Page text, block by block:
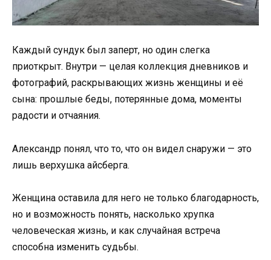
Каждый сундук был заперт, но один слегка
приоткрыт. Внутри — целая коллекция дневников и
фотографий, раскрывающих жизнь женщины и её
сына: прошлые беды, потерянные дома, моменты
радости и отчаяния.
Александр понял, что то, что он видел снаружи — это
лишь верхушка айсберга.
Женщина оставила для него не только благодарность,
но и возможность понять, насколько хрупка
человеческая жизнь, и как случайная встреча
способна изменить судьбы.